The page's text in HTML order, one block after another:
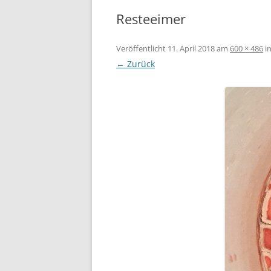
Resteeimer
Veröffentlicht 11. April 2018am 600 × 486 in
← Zurück